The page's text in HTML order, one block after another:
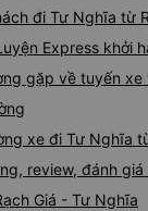
đi Tư Nghĩa từ
Express khởi
gặp về tuyến xe
xe đi Tư Nghĩa
review, đánh
Giá - Tư Nghĩa